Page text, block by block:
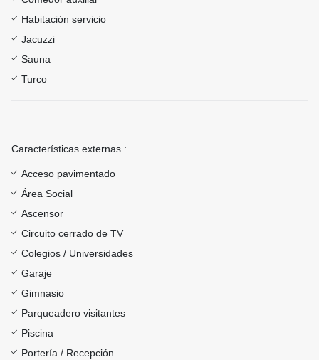
Habitación servicio
Jacuzzi
Sauna
Turco
Características externas :
Acceso pavimentado
Área Social
Ascensor
Circuito cerrado de TV
Colegios / Universidades
Garaje
Gimnasio
Parqueadero visitantes
Piscina
Portería / Recepción